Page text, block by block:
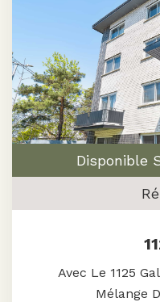
Avec Le 1125
Mélange
Disponible